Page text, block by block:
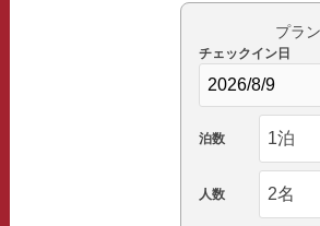
プラ
チェックイン日
泊数
人数